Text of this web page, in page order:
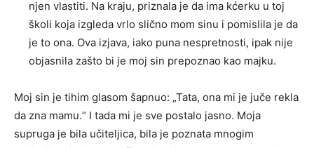
njen vlastiti. Na kraju, priznala je da ima kćerku u toj
školi koja izgleda vrlo slično mom sinu i pomislila je da
je to ona. Ova izjava, iako puna nespretnosti, ipak nije
objasnila zašto bi je moj sin prepoznao kao majku.
Moj sin je tihim glasom šapnuo: „Tata, ona mi je juče rekla
da zna mamu.“ I tada mi je sve postalo jasno. Moja
supruga je bila učiteljica, bila je poznata mnogim